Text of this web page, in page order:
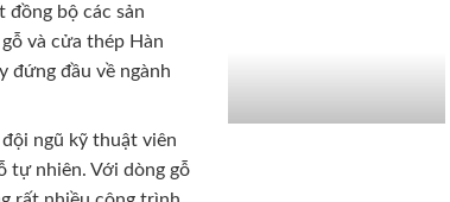
đồng bộ các sản
và cửa thép Hàn
đứng đầu về ngành
ngũ kỹ thuật viên
tự nhiên. Với dòng gỗ